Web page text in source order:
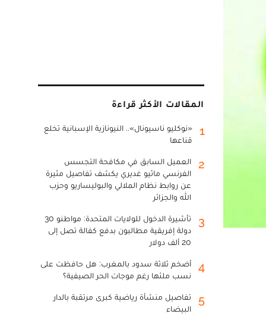
المقالات الأكثر قراءة
1
«نوكليو ناسيونال».. النيونازية الإسبانية تخلع
قناعها
2
العميل السابق في مكافحة التجسس
الفرنسي ماثيو غديري يكشف تفاصيل مثيرة
عن روابط نظام الملالي والبوليساريو وحزب
الله والجزائر
3
تأشيرة الدخول للولايات المتحدة: مواطنو 30
دولة إفريقية مطالبون بدفع كفالة تصل إلى
20 ألف دولار
4
أضخم ثلاثة سدود بالمغرب: هل حافظت على
نسب ملئها رغم موجات الحر الصيفية؟
5
تفاصيل منشأة رياضية كبرى مرتقبة بالدار
البيضاء